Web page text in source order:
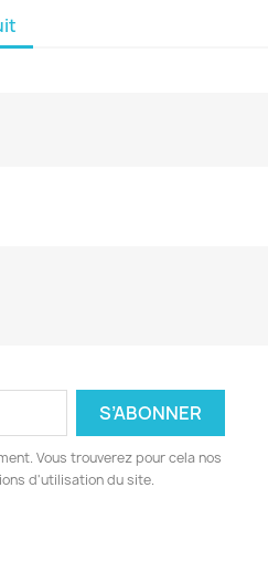
Vous trouverez pour cela nos
d'utilisation du site.